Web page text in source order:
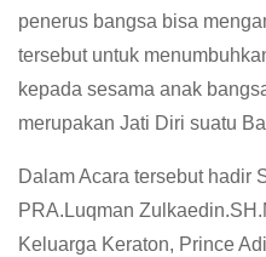
penerus bangsa bisa
tersebut untuk
kepada sesama anak
merupakan Jati Diri suatu
Dalam Acara tersebut hadir
PRA.Luqman
Keluarga Keraton, Prince